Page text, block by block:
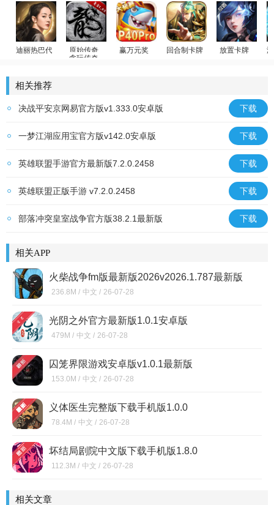
迪丽热巴代言
贪玩传奇
赢万元奖
回合制卡牌
放置卡牌
相关推荐
决战平安京网易官方版v1.333.0安卓版 下载
一梦江湖应用宝官方版v142.0安卓版 下载
英雄联盟手游官方最新版7.2.0.2458 下载
英雄联盟正版手游 v7.2.0.2458 下载
部落冲突皇室战争官方版38.2.1最新版 下载
相关APP
火柴战争fm版最新版2026v2026.1.787最新版
236.8M / 中文 / 26-07-28
光阴之外官方最新版1.0.1安卓版
479M / 中文 / 26-07-28
囚笼界限游戏安卓版v1.0.1最新版
153.0M / 中文 / 26-07-28
义体医生完整版下载手机版1.0.0
78.4M / 中文 / 26-07-28
坏结局剧院中文版下载手机版1.8.0
112.3M / 中文 / 26-07-28
相关文章